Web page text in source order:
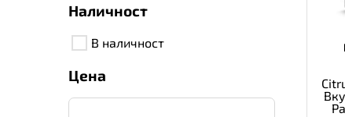
Наличност
В наличност
Цена